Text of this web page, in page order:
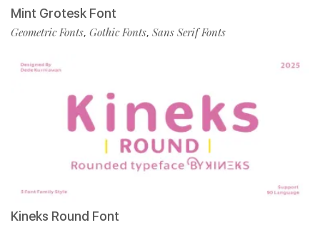
Mint Grotesk Font
Geometric Fonts, Gothic Fonts, Sans Serif Fonts
Kineks Round Font